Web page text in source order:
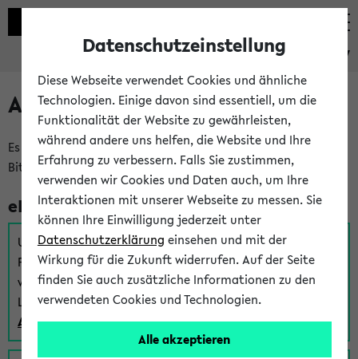
eKVV
Anmeldung am eKVV
Es gibt mehrere Möglichkeiten zur Anmeldung am eKVV.
Bitte wählen Sie die für Sie richtige aus:
eKVV für Studierende
Um sich einen Stundenplan zu erstellen und alle weiteren
Funktionen des eKVVs für Studierende zu nutzen,
verwenden Sie diesen Link zur Anmeldung über Ihr Uni
Login:
Anmeldung zum eKVV der Studierenden
Datenschutzeinstellung
Diese Webseite verwendet Cookies und ähnliche
Technologien. Einige davon sind essentiell, um die
Funktionalität der Website zu gewährleisten,
während andere uns helfen, die Website und Ihre
Erfahrung zu verbessern. Falls Sie zustimmen,
verwenden wir Cookies und Daten auch, um Ihre
Interaktionen mit unserer Webseite zu messen. Sie
können Ihre Einwilligung jederzeit unter
Datenschutzerklärung einsehen und mit der
Wirkung für die Zukunft widerrufen. Auf der Seite
finden Sie auch zusätzliche Informationen zu den
verwendeten Cookies und Technologien.
Alle akzeptieren